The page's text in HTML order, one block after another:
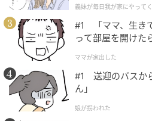
エキサイトニュース
が】
義妹が毎日我が家にやって
#1 「ママ、生き
って部屋を開けた
ママが家出した
#1 送迎のバスか
ん」
娘が拐われた